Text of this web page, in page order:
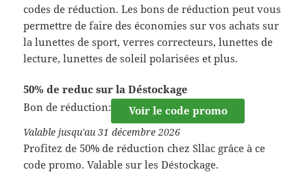
codes de réduction. Les bons de réduction peut vous
permettre de faire des économies sur vos achats sur
la lunettes de sport, verres correcteurs, lunettes de
lecture, lunettes de soleil polarisées et plus.
50% de reduc sur la Déstockage
Bon de réduction:
Voir le code promo
Valable jusqu'au 31 décembre 2026
Profitez de 50% de réduction chez Sllac grâce à ce
code promo. Valable sur les Déstockage.